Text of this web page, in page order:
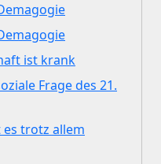
ist krank
Frage des 21.
es trotz allem